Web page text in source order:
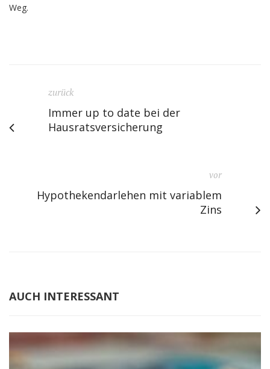
Weg.
zurück
Immer up to date bei der
Hausratsversicherung
vor
Hypothekendarlehen mit variablem
Zins
AUCH INTERESSANT